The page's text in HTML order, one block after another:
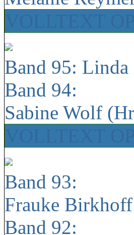
Band 95:
Band 94:
Sabine Wolf
Band 93:
Frauke Birkhoff
Band 92: